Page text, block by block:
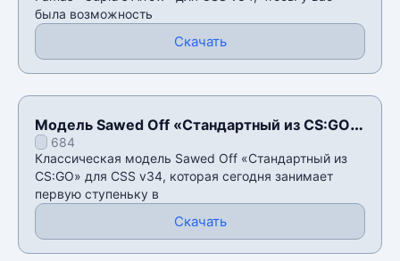
была возможность
Скачать
Модель Sawed Off «Стандартный из CS:GO»
для CSS v34
684
Классическая модель Sawed Off «Стандартный из
CS:GO» для CSS v34, которая сегодня занимает
первую ступеньку в
Скачать